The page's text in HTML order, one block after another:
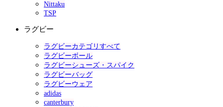
Nittaku
TSP
ラグビー
ラグビーカテゴリすべて
ラグビーボール
ラグビーシューズ・スパイク
ラグビーバッグ
ラグビーウェア
adidas
canterbury